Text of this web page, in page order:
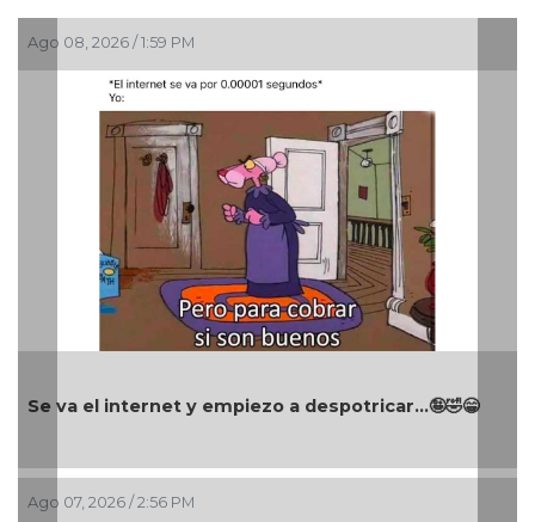
Ago 08, 2026 / 1:59 PM
Se va el internet y empiezo a despotricar...🤪🤣😁
Ago 07, 2026 / 2:56 PM